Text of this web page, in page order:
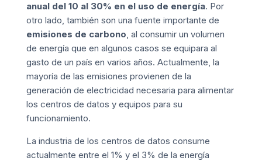
anual del 10 al 30% en el uso de energía. Por
otro lado, también son una fuente importante de
emisiones de carbono, al consumir un volumen
de energía que en algunos casos se equipara al
gasto de un país en varios años. Actualmente, la
mayoría de las emisiones provienen de la
generación de electricidad necesaria para alimentar
los centros de datos y equipos para su
funcionamiento.
La industria de los centros de datos consume
actualmente entre el 1% y el 3% de la energía